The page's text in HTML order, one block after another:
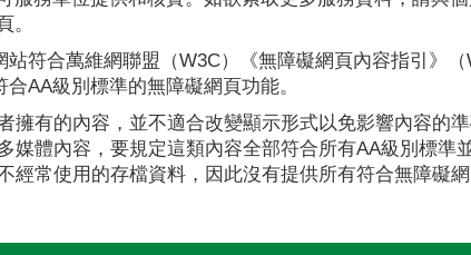
。
站符合萬維網聯盟（W3C）《無障礙網頁內容指引》
AA級別標準的無障礙網頁功能。
擁有的內容，並不適合改變顯示形式以免影響內容的準
媒體內容，要規定這類內容全部符合所有AA級別標準
經常使用的存檔資料，因此沒有提供所有符合無障礙網